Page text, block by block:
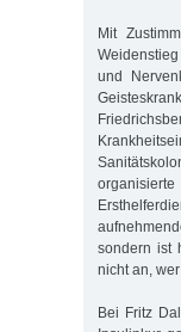
Mit
und
sondern ist
nicht an,
Bei Fritz